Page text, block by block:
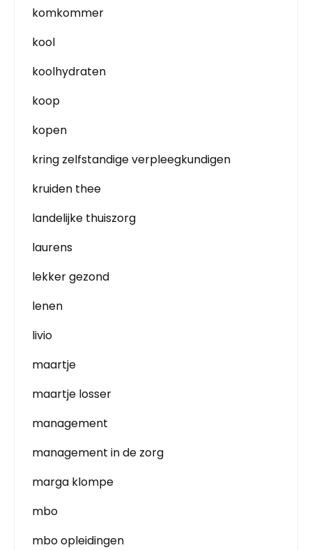
komkommer
kool
koolhydraten
koop
kopen
kring zelfstandige verpleegkundigen
kruiden thee
landelijke thuiszorg
laurens
lekker gezond
lenen
livio
maartje
maartje losser
management
management in de zorg
marga klompe
mbo
mbo opleidingen